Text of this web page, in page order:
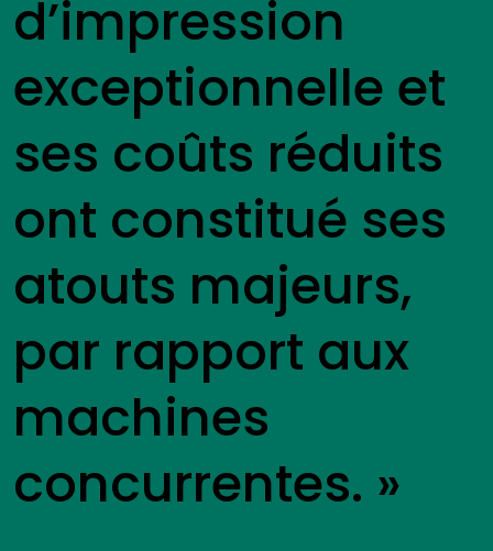
d’impression
exceptionnelle et
ses coûts réduits
ont constitué ses
atouts majeurs,
par rapport aux
machines
concurrentes. »